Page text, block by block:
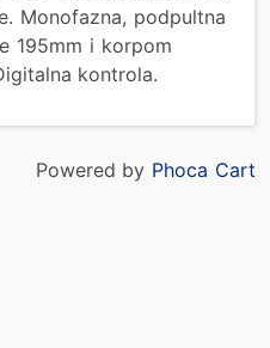
Monofazna, podpultna
195mm i korpom
kontrola.
Powered by Phoca Cart